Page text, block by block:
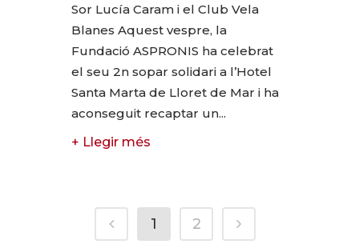
Sor Lucía Caram i el Club Vela
Blanes Aquest vespre, la
Fundació ASPRONIS ha celebrat
el seu 2n sopar solidari a l’Hotel
Santa Marta de Lloret de Mar i ha
aconseguit recaptar un...
+ Llegir més
1 2